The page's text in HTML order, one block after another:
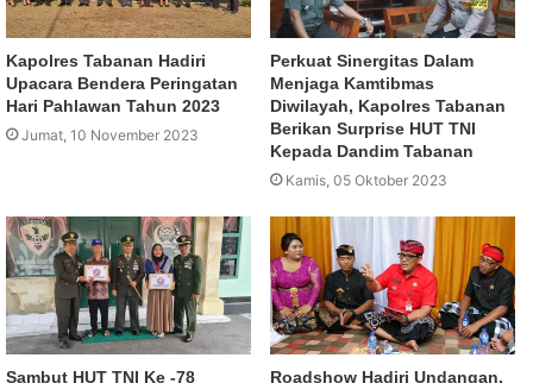
Kapolres Tabanan Hadiri
Upacara Bendera Peringatan
Hari Pahlawan Tahun 2023
Jumat, 10 November 2023
Perkuat Sinergitas Dalam
Menjaga Kamtibmas
Diwilayah, Kapolres Tabanan
Berikan Surprise HUT TNI
Kepada Dandim Tabanan
Kamis, 05 Oktober 2023
Sambut HUT TNI Ke -78
Roadshow Hadiri Undangan,